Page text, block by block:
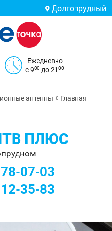
Долгопрудный
Ежедневно
с 900 до 2100
антенны Главная
ПЛЮС
07-03
35-83